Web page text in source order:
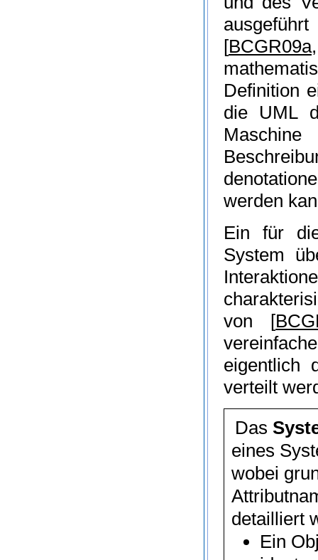
[BCGR09a
Definition
die UML
werden
Ein für
System
von [
eigentlich
verteilt
Das
eines
wobei
detailliert
Ein